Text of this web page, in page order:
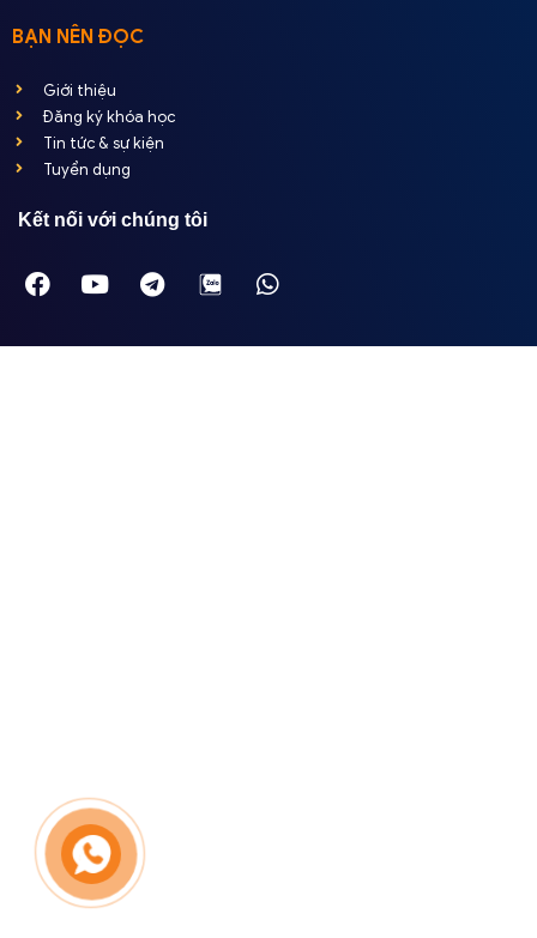
BẠN NÊN ĐỌC
Giới thiệu
Đăng ký khóa học
Tin tức & sự kiện
Tuyển dụng
Kết nối với chúng tôi